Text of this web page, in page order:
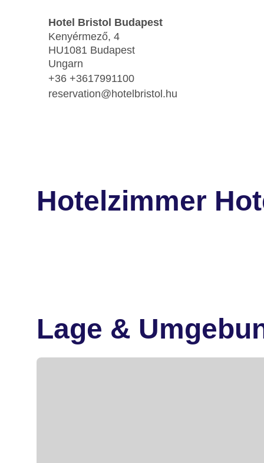
Hotel Bristol Budapest
Kenyérmező, 4
HU1081 Budapest
Ungarn
+36 +3617991100
reservation@hotelbristol.hu
Hotelzimmer
Lage &